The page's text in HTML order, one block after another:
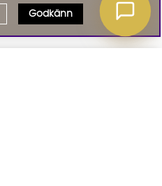
Godkänn